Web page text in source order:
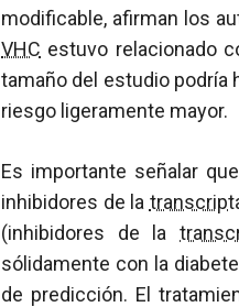
modificable, afirman los
VHC estuvo relacionado
tamaño del estudio podría
riesgo ligeramente mayor.
Es importante señalar
inhibidores de la
(inhibidores de la
sólidamente con la
de predicción. El